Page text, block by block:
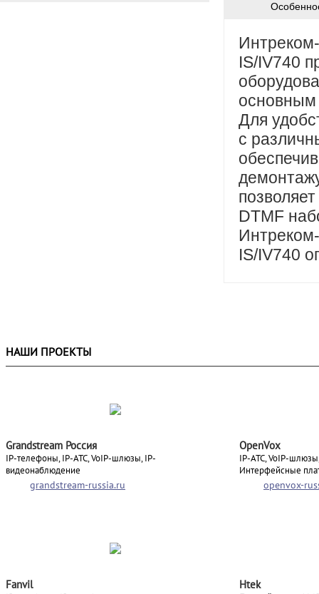
IS/IV740
основным
Для
с
DTMF
IS/IV740